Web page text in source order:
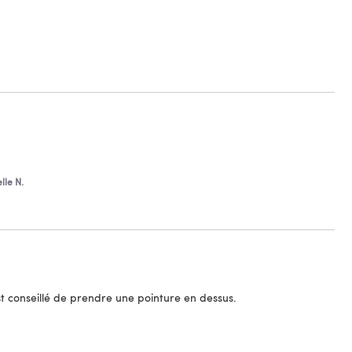
N.
de prendre une pointure en dessus.